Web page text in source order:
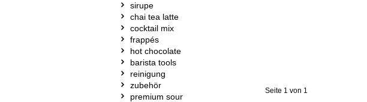
Seite 1 von 1
sirupe
chai tea latte
cocktail mix
frappés
hot chocolate
barista tools
reinigung
zubehör
premium sour